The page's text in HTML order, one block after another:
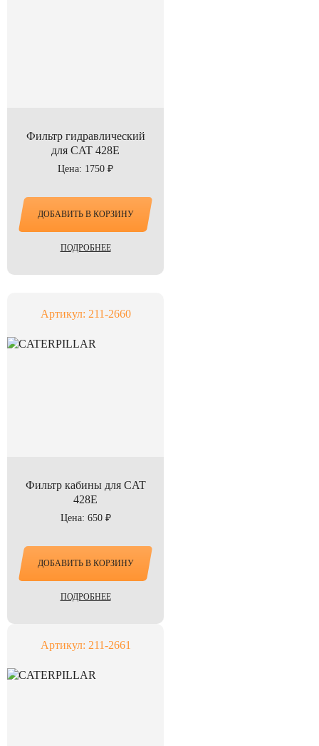
Фильтр гидравлический
для CAT 428E
Цена: 1750 ₽
ДОБАВИТЬ В КОРЗИНУ
ПОДРОБНЕЕ
Артикул: 211-2660
Фильтр кабины для CAT
428E
Цена: 650 ₽
ДОБАВИТЬ В КОРЗИНУ
ПОДРОБНЕЕ
Артикул: 211-2661